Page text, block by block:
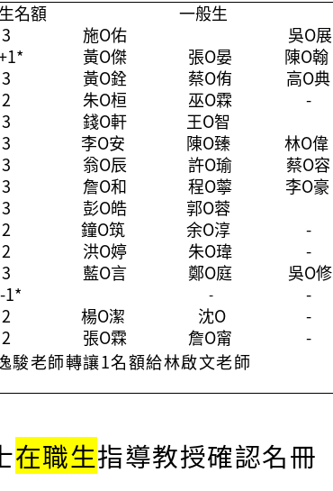
名額
一般生
3 施O佑
吳O展
黃O傑 張O晏
陳O翰
3 黃O銓 蔡O侑
高O典
2 朱O桓 巫O霖
-
3 錢O軒
王O智
3 李O安 陳O臻
林O偉
3 翁O辰 許O瑜
蔡O容
3 詹O和 程O薴
李O豪
3 彭O皓
郭O蓉
2 鐘O筑 余O淳
-
2 洪O婷 朱O瑋
-
3 藍O言 鄭O庭
吳O修
1* -
-
2 楊O潔 沈O
-
2 張O霖 詹O甯
-
駿老師轉讓1名額給林啟文老師
在職生指導教授確認名冊